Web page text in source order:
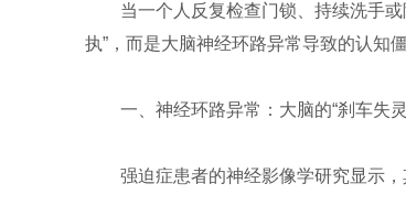
当一个人反复检查门锁、持续洗手
执”，而是大脑神经环路异常导致的认知
一、神经环路异常：大脑的“刹车失
强迫症患者的神经影像学研究显示